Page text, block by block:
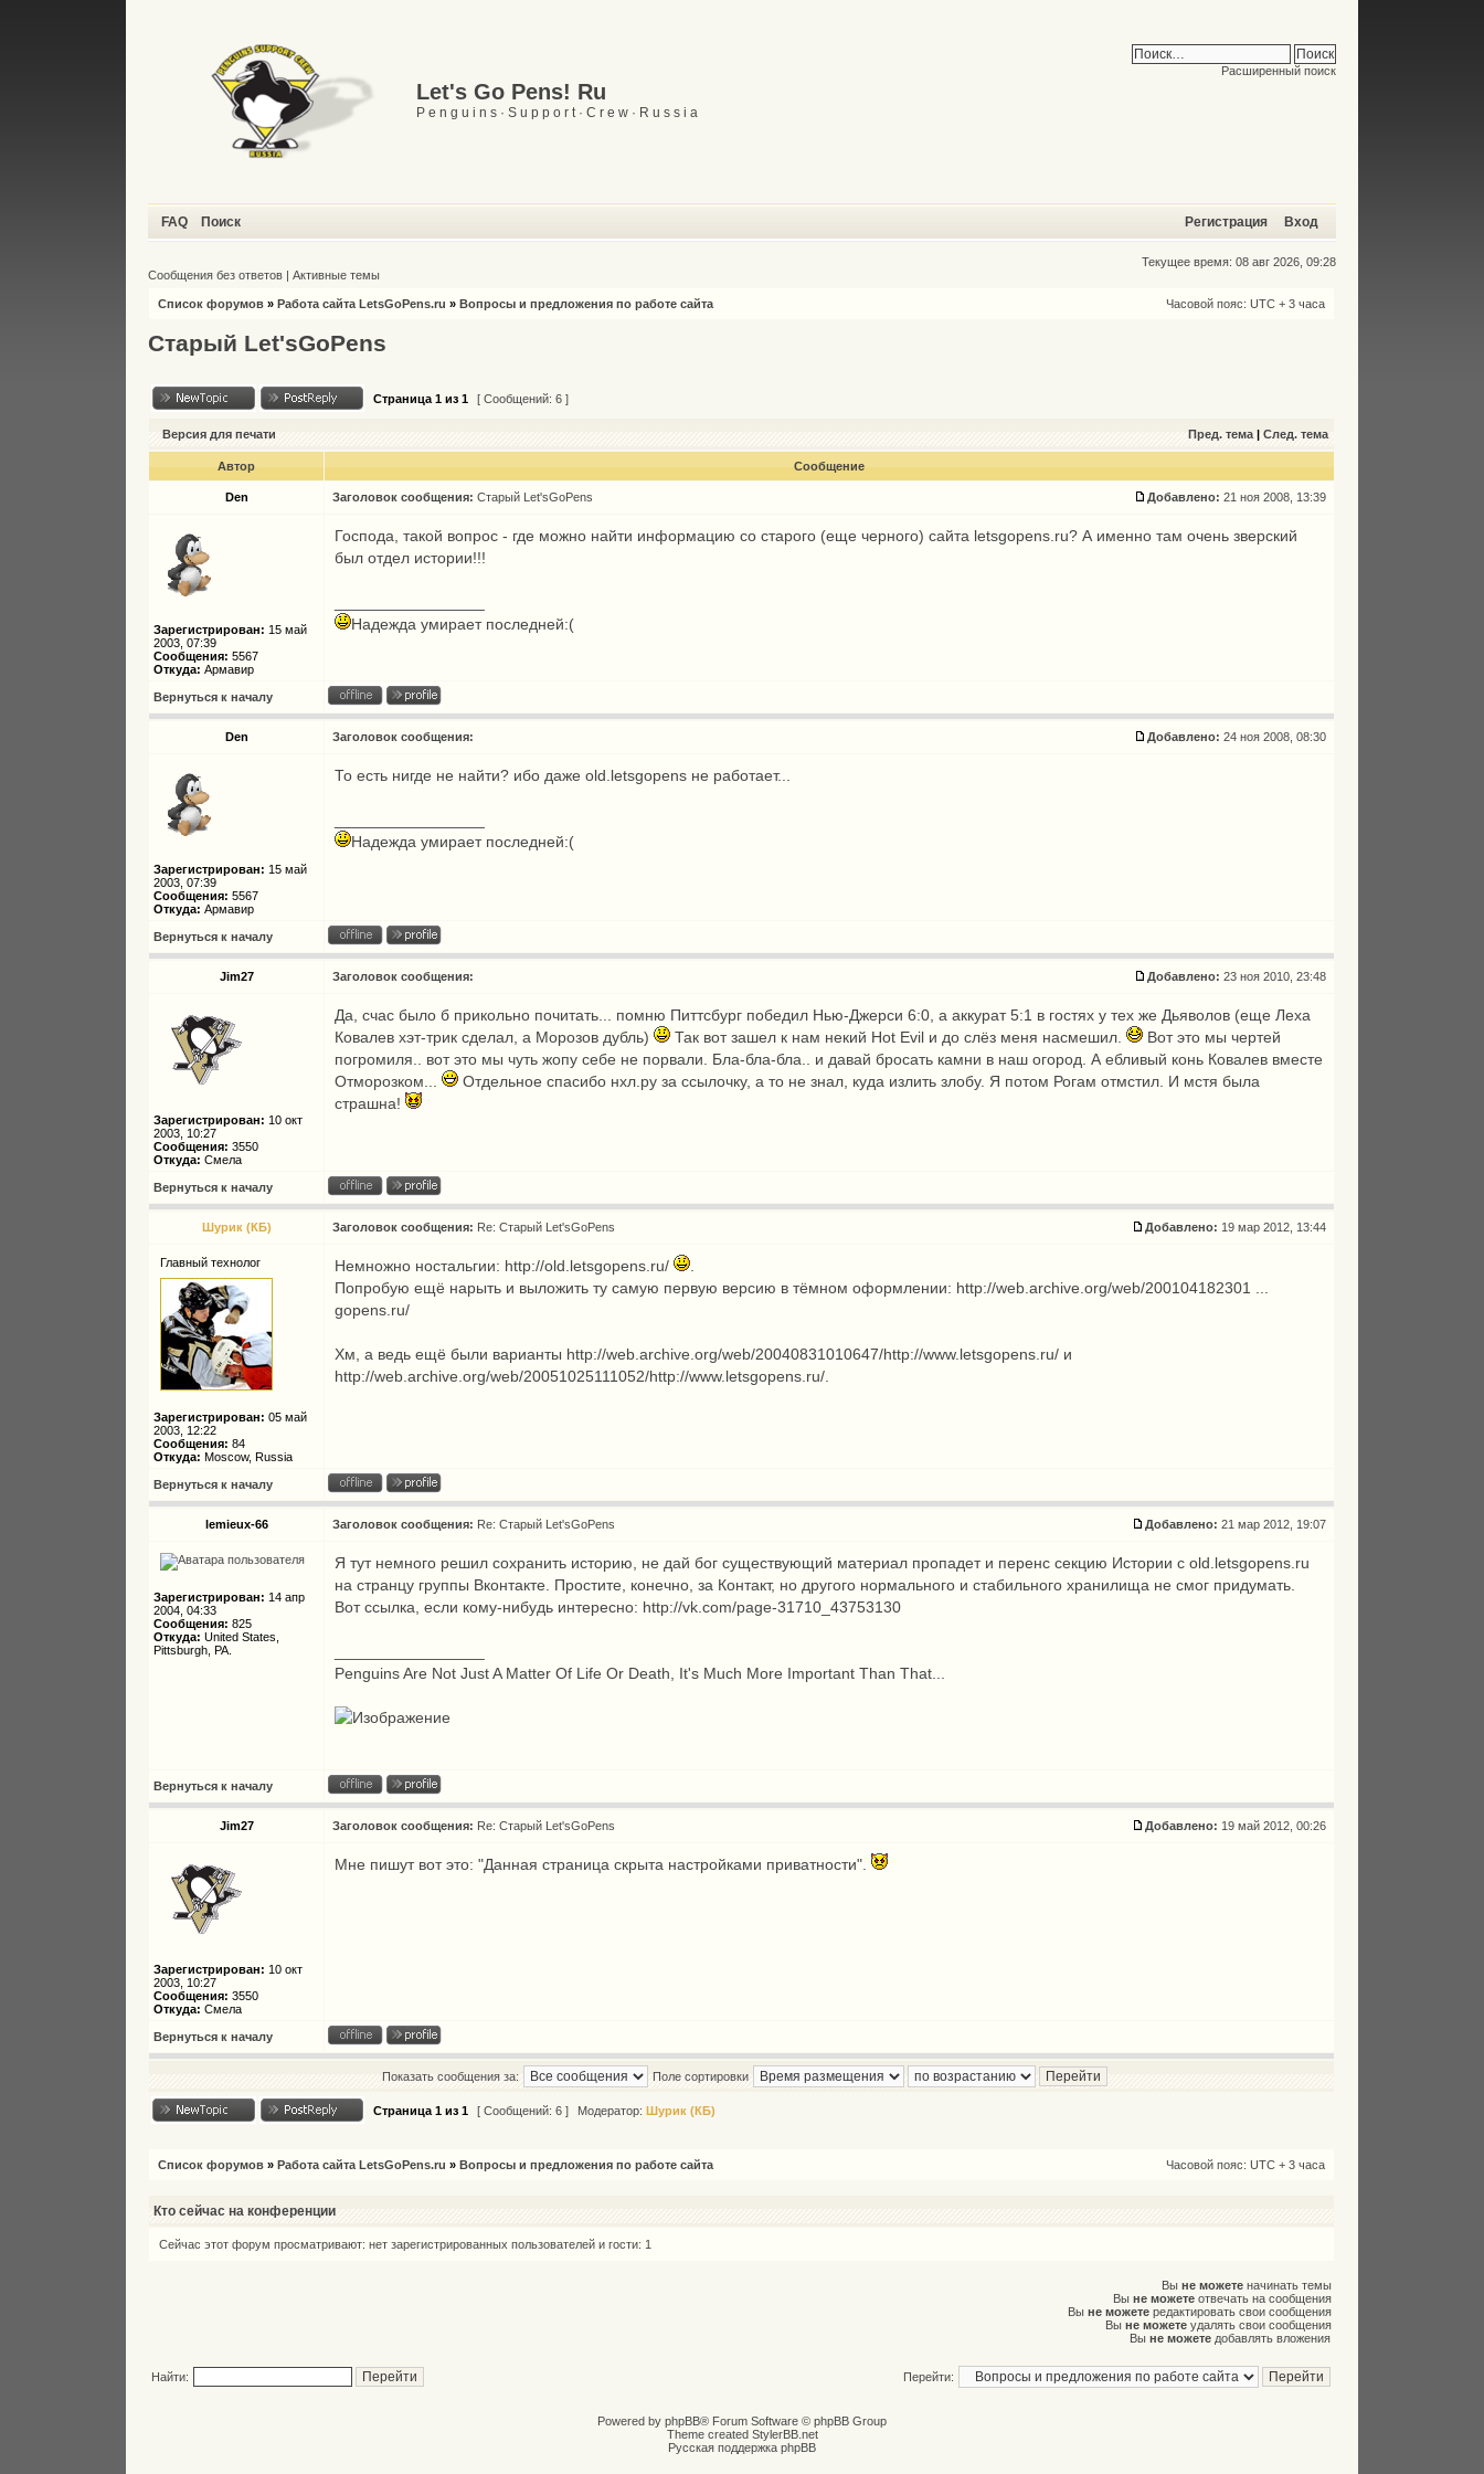
Let's Go Pens! Ru
P e n g u i n s · S u p p o r t · C r e w · R u s s i a
Расширенный поиск
FAQ Поиск Регистрация Вход
Текущее время: 08 авг 2026, 09:28
Сообщения без ответов |Активные темы
Список форумов »Работа сайта LetsGoPens.ru »Вопросы и предложения по работе сайта Часовой пояс: UTC + 3 часа
Старый Let'sGoPens
Страница1 из1 [ Сообщений: 6 ]
Версия для печати Пред. тема |След. тема
Автор Сообщение
Den Заголовок сообщения: Старый Let'sGoPens Добавлено: 21 ноя 2008, 13:39
Зарегистрирован: 15 май
2003, 07:39
Сообщения: 5567
Откуда: Армавир
Господа, такой вопрос - где можно найти информацию со старого (еще черного) сайта letsgopens.ru? А именно там очень зверский
был отдел истории!!!
Надежда умирает последней:(
Вернуться к началу
Den Заголовок сообщения: Добавлено: 24 ноя 2008, 08:30
Зарегистрирован: 15 май
2003, 07:39
Сообщения: 5567
Откуда: Армавир
То есть нигде не найти? ибо даже old.letsgopens не работает...
Надежда умирает последней:(
Вернуться к началу
Jim27 Заголовок сообщения: Добавлено: 23 ноя 2010, 23:48
Зарегистрирован: 10 окт
2003, 10:27
Сообщения: 3550
Откуда: Смела
Да, счас было б прикольно почитать... помню Питтсбург победил Нью-Джерси 6:0, а аккурат 5:1 в гостях у тех же Дьяволов (еще Леха
Ковалев хэт-трик сделал, а Морозов дубль)
Так вот зашел к нам некий Hot Evil и до слёз меня насмешил.
Вот это мы чертей
погромиля.. вот это мы чуть жопу себе не порвали. Бла-бла-бла.. и давай бросать камни в наш огород. А ебливый конь Ковалев вместе
Отморозком...
Отдельное спасибо нхл.ру за ссылочку, а то не знал, куда излить злобу. Я потом Рогам отмстил. И мстя была
страшна!
Вернуться к началу
Шурик (КБ) Заголовок сообщения: Re: Старый Let'sGoPens Добавлено: 19 мар 2012, 13:44
Главный технолог
Зарегистрирован: 05 май
2003, 12:22
Сообщения: 84
Откуда: Moscow, Russia
Немножно ностальгии: http://old.letsgopens.ru/
Попробую ещё нарыть и выложить ту самую первую версию в тёмном оформлении: http://web.archive.org/web/200104182301 ...
gopens.ru/
Хм, а ведь ещё были варианты http://web.archive.org/web/20040831010647/http://www.letsgopens.ru/ и
http://web.archive.org/web/20051025111052/http://www.letsgopens.ru/
Вернуться к началу
lemieux-66 Заголовок сообщения: Re: Старый Let'sGoPens Добавлено: 21 мар 2012, 19:07
Зарегистрирован: 14 апр
2004, 04:33
Сообщения: 825
Откуда: United States,
Pittsburgh, PA.
Я тут немного решил сохранить историю, не дай бог существующий материал пропадет и перенс секцию Истории с old.letsgopens.ru
на странцу группы Вконтакте. Простите, конечно, за Контакт, но другого нормального и стабильного хранилища не смог придумать.
Вот ссылка, если кому-нибудь интересно: http://vk.com/page-31710_43753130
Penguins Are Not Just A Matter Of Life Or Death, It's Much More Important Than That...
Вернуться к началу
Jim27 Заголовок сообщения: Re: Старый Let'sGoPens Добавлено: 19 май 2012, 00:26
Зарегистрирован: 10 окт
2003, 10:27
Сообщения: 3550
Откуда: Смела
Мне пишут вот это: "Данная страница скрыта настройками приватности".
Вернуться к началу
Показать сообщения за: Поле сортировки
Страница1 из1 [ Сообщений: 6 ] Модератор:Шурик (КБ)
Список форумов »Работа сайта LetsGoPens.ru »Вопросы и предложения по работе сайта Часовой пояс: UTC + 3 часа
Кто сейчас на конференции
Сейчас этот форум просматривают: нет зарегистрированных пользователей и гости: 1
Выне можете начинать темы
Выне можете отвечать на сообщения
Выне можете редактировать свои сообщения
Выне можете удалять свои сообщения
Выне можете добавлять вложения
Найти: Перейти:
Powered by phpBB® Forum Software © phpBB Group
Theme created StylerBB.net
Русская поддержка phpBB